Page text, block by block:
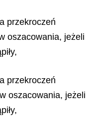
przekroczeń
oszacowania, jeżeli
przekroczeń
oszacowania, jeżeli